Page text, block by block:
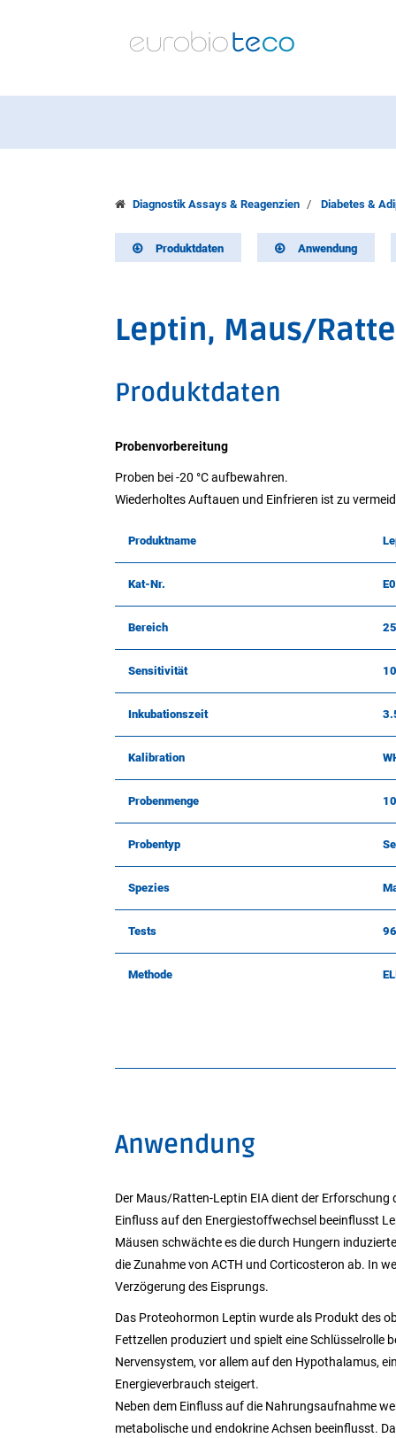
Diagnostik Assays & Reagenzien Diabetes &
Produktdaten Anwendung
Leptin, Maus/Ratte
Produktdaten
Probenvorbereitung
Proben bei -20 °C aufbewahren.
Wiederholtes Auftauen und Einfrieren ist zu
Produktname
Kat-Nr.
Bereich
Sensitivität
Inkubationszeit
Kalibration
Probenmenge
Probentyp
Spezies
Tests
Methode
Anwendung
Der Maus/Ratten-Leptin EIA dient der
Einfluss auf den Energiestoffwechsel beeinflusst
Mäusen schwächte es die durch Hungern
die Zunahme von ACTH und Corticosteron ab. In
Verzögerung des Eisprungs.
Das Proteohormon Leptin wurde als Produkt des
Fettzellen produziert und spielt eine Schlüsselrolle
Nervensystem, vor allem auf den Hypothalamus,
Energieverbrauch steigert.
Neben dem Einfluss auf die Nahrungsaufnahme
metabolische und endokrine Achsen beeinflusst.